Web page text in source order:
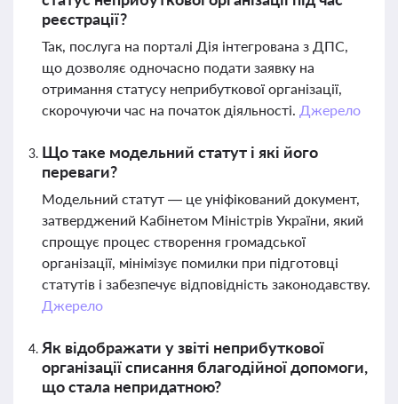
реєстрації?
Так, послуга на порталі Дія інтегрована з ДПС,
що дозволяє одночасно подати заявку на
отримання статусу неприбуткової організації,
скорочуючи час на початок діяльності. Джерело
Що таке модельний статут і які його
переваги?
Модельний статут — це уніфікований документ,
затверджений Кабінетом Міністрів України, який
спрощує процес створення громадської
організації, мінімізує помилки при підготовці
статутів і забезпечує відповідність законодавству.
Джерело
Як відображати у звіті неприбуткової
організації списання благодійної допомоги,
що стала непридатною?